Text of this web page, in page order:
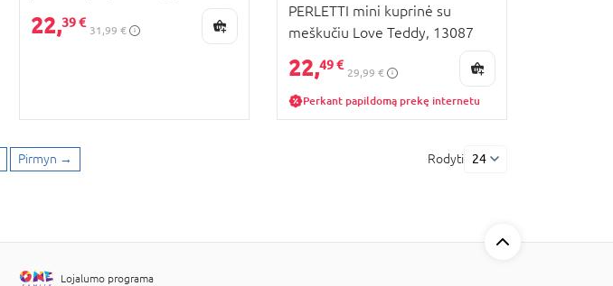
22,39 €
31,99 €
PERLETTI mini kuprinė su
meškučiu Love Teddy, 13087
22,49 €
29,99 €
Perkant papildomą prekę internetu
Pirmyn → Rodyti 24
Lojalumo programa